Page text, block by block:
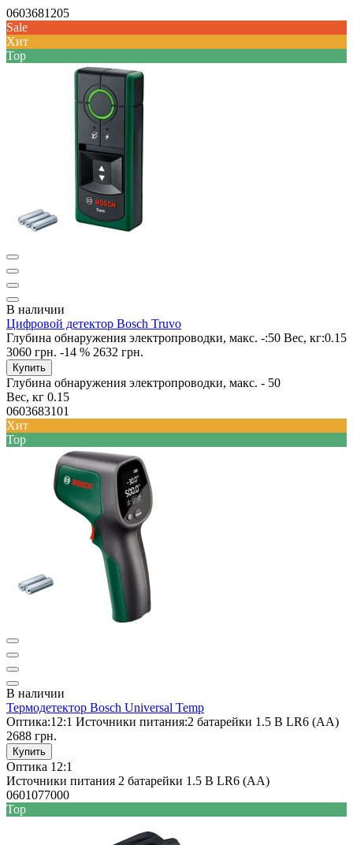
0603681205
Sale
Хит
Top
В наличии
Цифровой детектор Bosch Truvo
Глубина обнаружения электропроводки, макс. -:50 Вес, кг:0.15
3060 грн. -14 % 2632 грн.
Купить
Глубина обнаружения электропроводки, макс. - 50
Вес, кг 0.15
0603683101
Хит
Top
В наличии
Термодетектор Bosch Universal Temp
Оптика:12:1 Источники питания:2 батарейки 1.5 В LR6 (AA)
2688 грн.
Купить
Оптика 12:1
Источники питания 2 батарейки 1.5 В LR6 (AA)
0601077000
Top